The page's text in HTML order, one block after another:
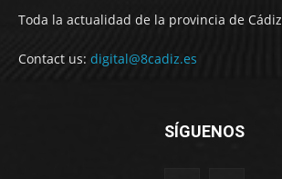
Toda la actualidad de la provincia de Cádiz
Contact us: digital@8cadiz.es
SÍGUENOS